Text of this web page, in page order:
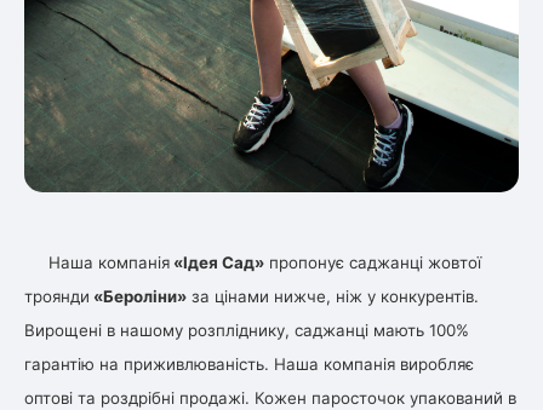
Наша компанія «Ідея Сад» пропонує саджанці жовтої
троянди «Бероліни» за цінами нижче, ніж у конкурентів.
Вирощені в нашому розпліднику, саджанці мають 100%
гарантію на приживлюваність. Наша компанія виробляє
оптові та роздрібні продажі. Кожен паросточок упакований в